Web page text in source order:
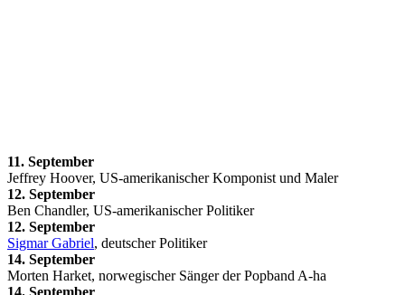
11. September
Jeffrey Hoover, US-amerikanischer Komponist und Maler
12. September
Ben Chandler, US-amerikanischer Politiker
12. September
Sigmar Gabriel, deutscher Politiker
14. September
Morten Harket, norwegischer Sänger der Popband A-ha
14. September